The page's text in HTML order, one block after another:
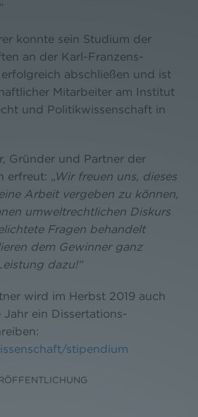
konnte sein Studium der
an der Karl-Franzens-
abschließen und ist
Mitarbeiter am Institut
und Politikwissenschaft in
Gründer und Partner der
erfreut: „Wir freuen uns, dieses
Arbeit vergeben zu können,
umweltrechtlichen Diskurs
Fragen behandelt
dem Gewinner ganz
dazu!“
wird im Herbst 2019 auch
ein Dissertations-
stipendium